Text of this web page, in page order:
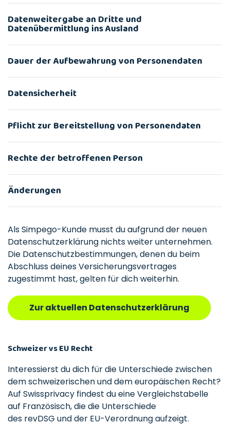
Datenweitergabe an Dritte und
Datenübermittlung ins Ausland
Dauer der Aufbewahrung von Personendaten
Datensicherheit
Pflicht zur Bereitstellung von Personendaten
Rechte der betroffenen Person
Änderungen
Als Simpego-Kunde musst du aufgrund der neuen
Datenschutzerklärung nichts weiter unternehmen.
Die Datenschutzbestimmungen, denen du beim
Abschluss deines Versicherungsvertrages
zugestimmt hast, gelten für dich weiterhin.
Zur aktuellen Datenschutzerklärung
Schweizer vs EU Recht
Interessierst du dich für die Unterschiede zwischen
dem schweizerischen und dem europäischen Recht?
Auf Swissprivacy findest du eine Vergleichstabelle
auf Französisch, die die Unterschiede
des revDSG und der EU-Verordnung aufzeigt.